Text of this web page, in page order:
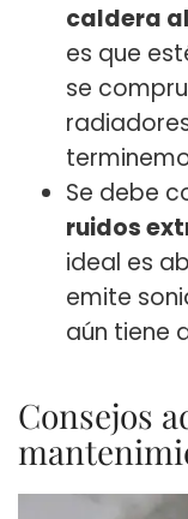
caldera
es que
se
Se debe
ruidos
ideal es
emite
aún tiene
Consejos